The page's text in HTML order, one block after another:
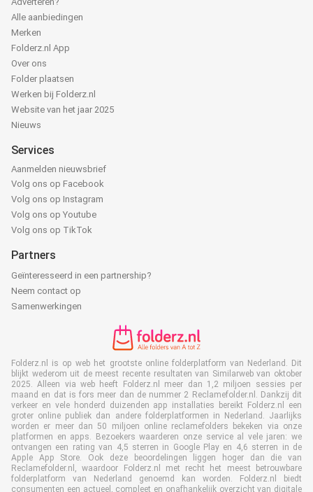
Alle aanbiedingen
Merken
Folderz.nl App
Over ons
Folder plaatsen
Werken bij Folderz.nl
Website van het jaar 2025
Nieuws
Services
Aanmelden nieuwsbrief
Volg ons op Facebook
Volg ons op Instagram
Volg ons op Youtube
Volg ons op TikTok
Partners
Geïnteresseerd in een partnership?
Neem contact op
Samenwerkingen
Folderz.nl is op web het grootste online folderplatform van Nederland. Dit
blijkt wederom uit de meest recente resultaten van Similarweb van oktober
2025. Alleen via web heeft Folderz.nl meer dan 1,2 miljoen sessies per
maand en dat is fors meer dan de nummer 2 Reclamefolder.nl. Dankzij dit
verkeer en vele honderd duizenden app installaties bereikt Folderz.nl een
groter online publiek dan andere folderplatformen in Nederland. Jaarlijks
worden er meer dan 50 miljoen online reclamefolders bekeken via onze
platformen en apps. Bezoekers waarderen onze service al vele jaren: we
ontvangen een rating van 4,5 sterren in Google Play en 4,6 sterren in de
Apple App Store. Ook deze beoordelingen liggen hoger dan die van
Reclamefolder.nl, waardoor Folderz.nl met recht het meest betrouwbare
folderplatform van Nederland genoemd kan worden. Folderz.nl biedt
consumenten een actueel, compleet en onafhankelijk overzicht van digitale